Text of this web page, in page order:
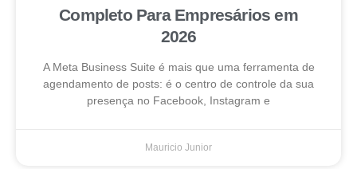
Completo Para Empresários em
2026
A Meta Business Suite é mais que uma ferramenta de
agendamento de posts: é o centro de controle da sua
presença no Facebook, Instagram e
Mauricio Junior